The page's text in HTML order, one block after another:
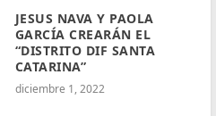
JESUS NAVA Y PAOLA
GARCÍA CREARÁN EL
“DISTRITO DIF SANTA
CATARINA”
diciembre 1, 2022